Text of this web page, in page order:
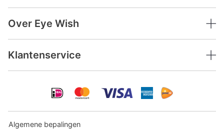
Over Eye Wish
Klantenservice
Algemene bepalingen